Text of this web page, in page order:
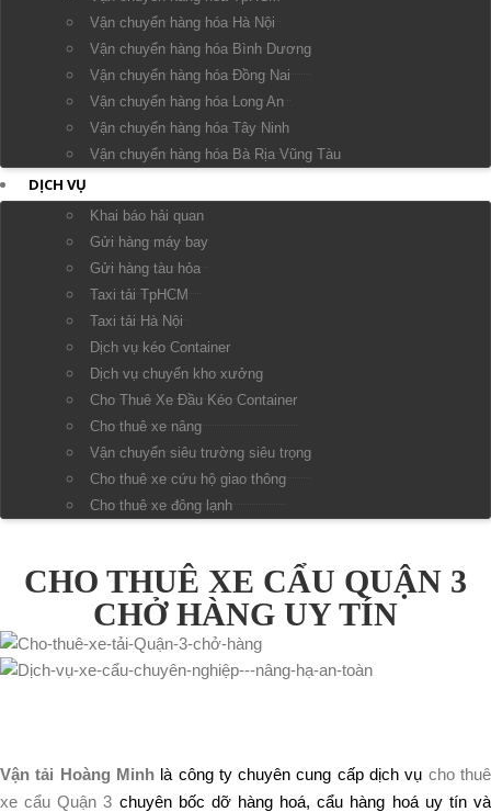
Vận chuyển hàng hóa Hà Nội
Vận chuyển hàng hóa Bình Dương
Vận chuyển hàng hóa Đồng Nai
Vận chuyển hàng hóa Long An
Vận chuyển hàng hóa Tây Ninh
Vận chuyển hàng hóa Bà Rịa Vũng Tàu
DỊCH VỤ
Khai báo hải quan
Gửi hàng máy bay
Gửi hàng tàu hỏa
Taxi tải TpHCM
Taxi tải Hà Nội
Dịch vụ kéo Container
Dịch vụ chuyển kho xưởng
Cho Thuê Xe Đầu Kéo Container
Cho thuê xe nâng
Vận chuyển siêu trường siêu trọng
Cho thuê xe cứu hộ giao thông
Cho thuê xe đông lạnh
CHO THUÊ XE CẨU QUẬN 3
CHỞ HÀNG UY TÍN
Vận tải Hoàng Minh là công ty chuyên cung cấp dịch vụ cho thuê
xe cẩu Quận 3 chuyên bốc dỡ hàng hoá, cẩu hàng hoá uy tín và